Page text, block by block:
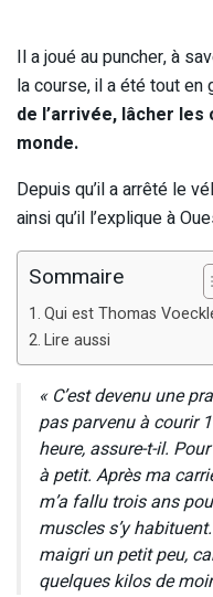
Il a joué au puncher, à
la course, il a été tout en
de l’arrivée, lâcher
monde.
Depuis qu’il a arrêté le
ainsi qu’il l’explique à
Sommaire
Qui est Thomas
Lire aussi
« C’est devenu une
pas parvenu à courir
heure, assure-t-il.
à petit. Après ma
m’a fallu trois ans
muscles s’y
maigri un petit peu,
quelques kilos de